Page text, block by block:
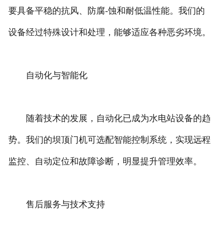
要具备平稳的抗风、防腐-蚀和耐低温性能。我们的
设备经过特殊设计和处理，能够适应各种恶劣环境。
自动化与智能化
随着技术的发展，自动化已成为水电站设备的趋
势。我们的坝顶门机可选配智能控制系统，实现远程
监控、自动定位和故障诊断，明显提升管理效率。
售后服务与技术支持